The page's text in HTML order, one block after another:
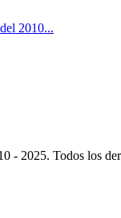
2010...
- 2025. Todos los